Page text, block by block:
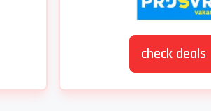
check deals